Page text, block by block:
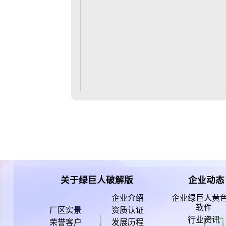
关于绿巨人破解版
企业介绍
厂区实景
资质认证
荣誉客户
发展历程
企业动态
企业绿巨人黄
软件
行业资讯